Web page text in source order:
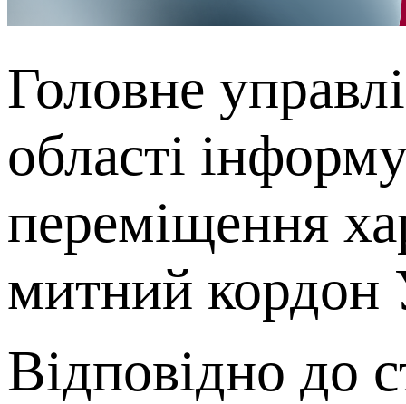
Головне
області
переміщення
митний кордон
Відповідно до